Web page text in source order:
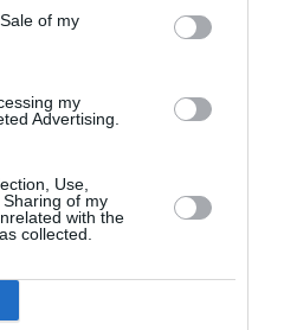
of my
my
Advertising.
Use,
of my
with the
collected.
#makeup #beauty
γιαγιάς μου και το
εμφανίζομαι χωρίς
να συνειδητοποιώ:
όπως είμαι εγώ
τόσο δυναμική και